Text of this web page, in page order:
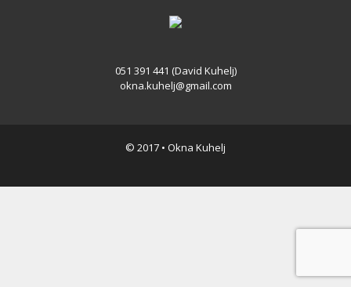
051 391 441 (David Kuhelj)
okna.kuhelj@gmail.com
© 2017 • Okna Kuhelj